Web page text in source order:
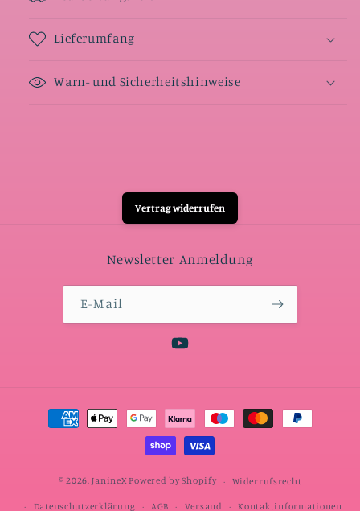
Lieferumfang
Warn- und Sicherheitshinweise
Vertrag widerrufen
Newsletter Anmeldung
E-Mail
YouTube
Zahlungsmethoden
© 2026,JanineXPowered by Shopify Widerrufsrecht
Datenschutzerklärung AGB Versand Kontaktinformationen